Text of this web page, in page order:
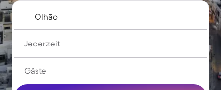
Jederzeit
Gäste